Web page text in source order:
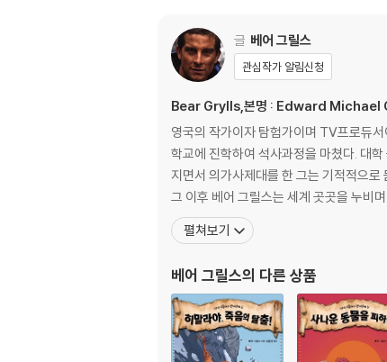
글 베어 그릴스
관심작가 알림신청
Bear Grylls,본명 : Edward Michael
영국의 작가이자 탐험가이며 TV프로듀
학교에 진학하여 석사과정을 마쳤다. 대
지면서 의가사제대를 한 그는 기적적으
그 이후 베어 그릴스는 세계 곳곳을 누비
펼쳐보기
베어 그릴스의 다른 상품